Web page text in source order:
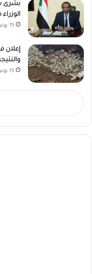
بشرى
15 يونيو، 2026
إعلان
15 يونيو، 2026